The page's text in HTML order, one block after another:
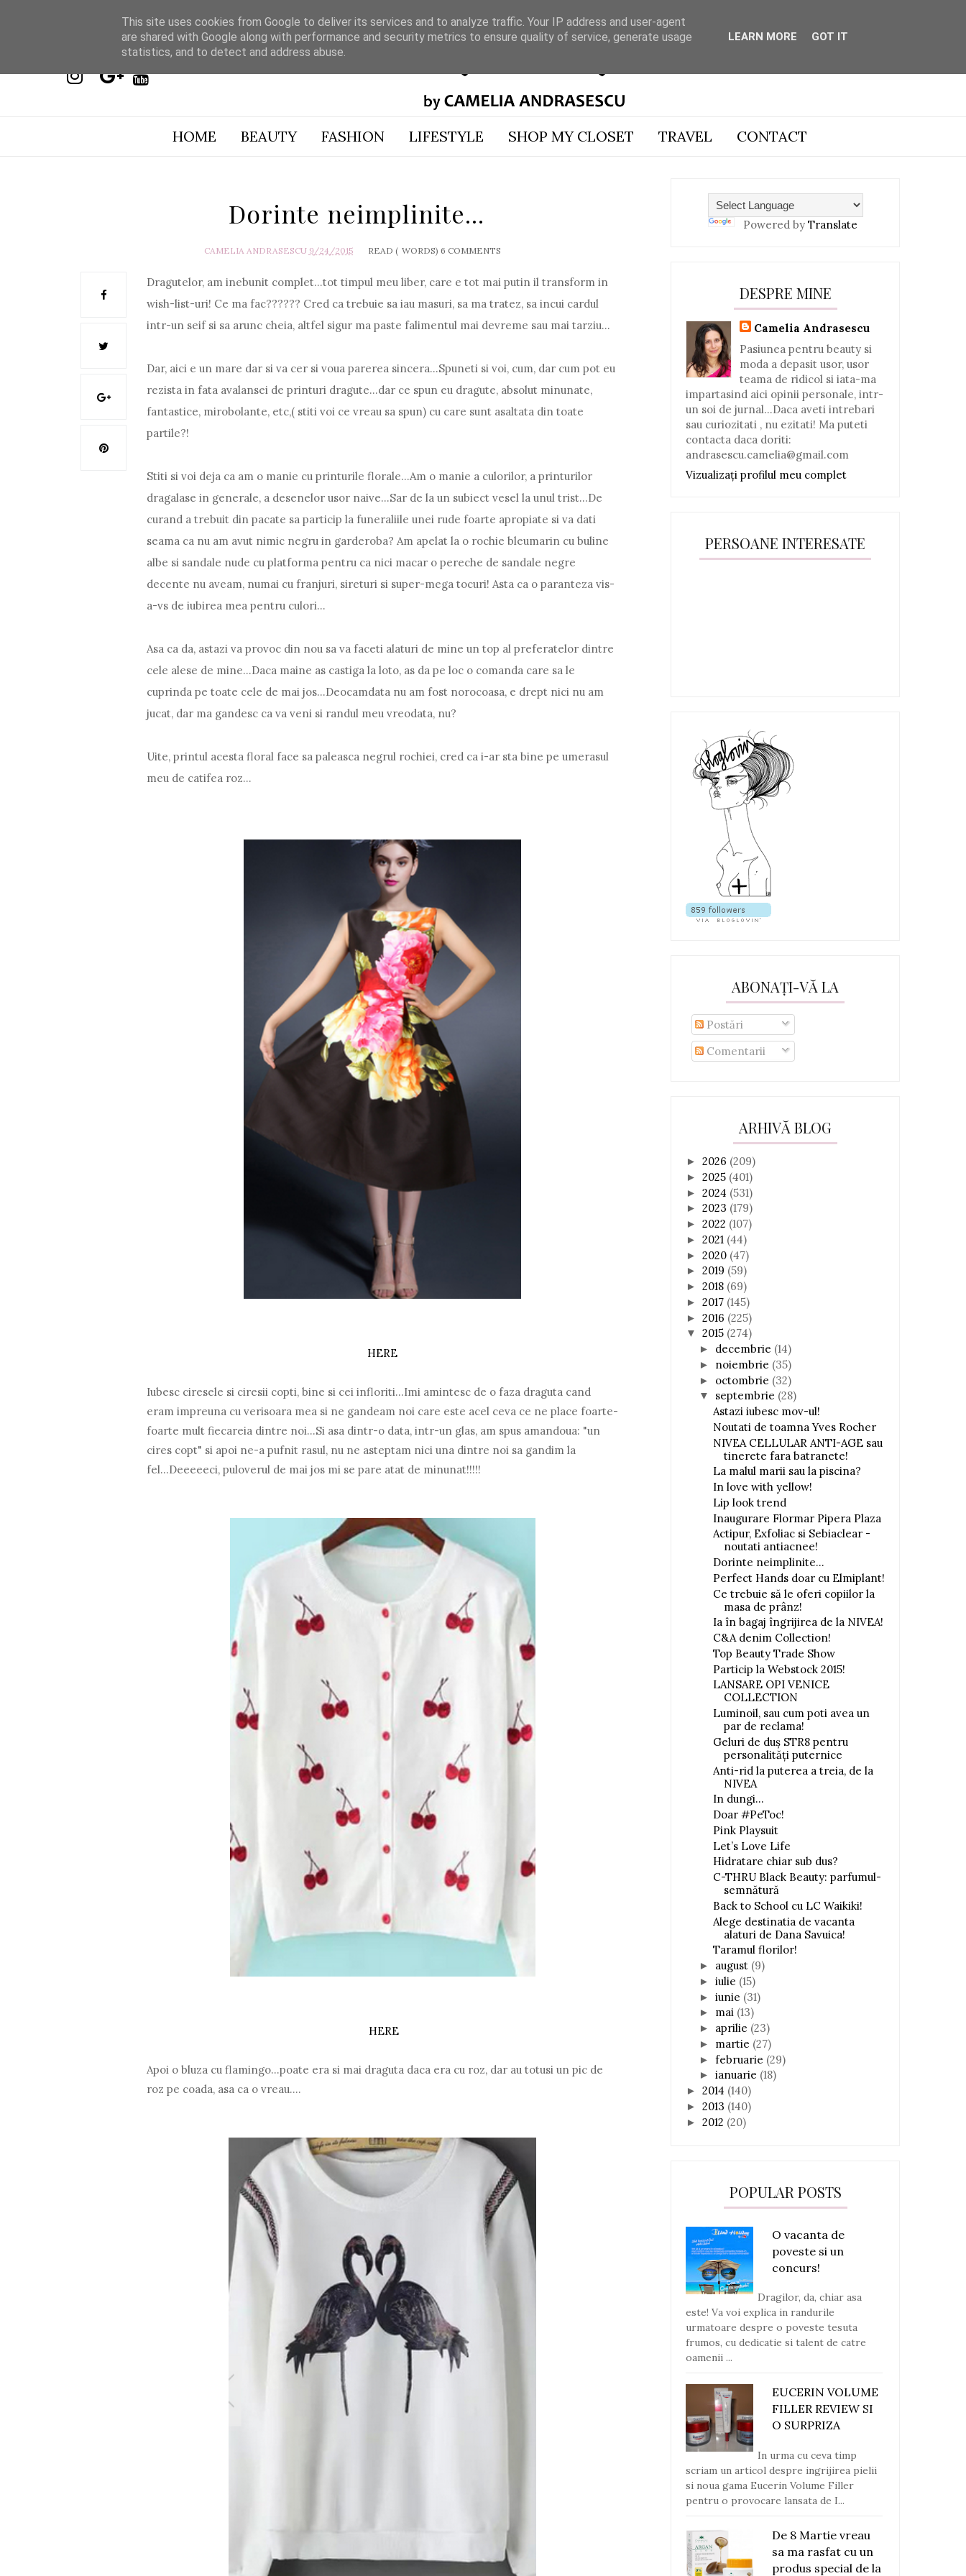
HOME BEAUTY FASHION LIFESTYLE SHOP MY CLOSET TRAVEL CONTACT
Dorinte neimplinite...
CAMELIA ANDRASESCU 9/24/2015 READ ( WORDS) 6 COMMENTS
Dragutelor, am inebunit complet...tot timpul meu liber, care e tot mai putin il transform in
wish-list-uri! Ce ma fac?????? Cred ca trebuie sa iau masuri, sa ma tratez, sa incui cardul
intr-un seif si sa arunc cheia, altfel sigur ma paste falimentul mai devreme sau mai tarziu...
Dar, aici e un mare dar si va cer si voua parerea sincera...Spuneti si voi, cum, dar cum pot eu
rezista in fata avalansei de printuri dragute...dar ce spun eu dragute, absolut minunate,
fantastice, mirobolante, etc,( stiti voi ce vreau sa spun) cu care sunt asaltata din toate
partile?!
Stiti si voi deja ca am o manie cu printurile florale...Am o manie a culorilor, a printurilor
dragalase in generale, a desenelor usor naive...Sar de la un subiect vesel la unul trist...De
curand a trebuit din pacate sa particip la funeraliile unei rude foarte apropiate si va dati
seama ca nu am avut nimic negru in garderoba? Am apelat la o rochie bleumarin cu buline
albe si sandale nude cu platforma pentru ca nici macar o pereche de sandale negre
decente nu aveam, numai cu franjuri, sireturi si super-mega tocuri! Asta ca o paranteza vis-
a-vs de iubirea mea pentru culori...
Asa ca da, astazi va provoc din nou sa va faceti alaturi de mine un top al preferatelor dintre
cele alese de mine...Daca maine as castiga la loto, as da pe loc o comanda care sa le
cuprinda pe toate cele de mai jos...Deocamdata nu am fost norocoasa, e drept nici nu am
jucat, dar ma gandesc ca va veni si randul meu vreodata, nu?
Uite, printul acesta floral face sa paleasca negrul rochiei, cred ca i-ar sta bine pe umerasul
meu de catifea roz...
HERE
Iubesc ciresele si ciresii copti, bine si cei infloriti...Imi amintesc de o faza draguta cand
eram impreuna cu verisoara mea si ne gandeam noi care este acel ceva ce ne place foarte-
foarte mult fiecareia dintre noi...Si asa dintr-o data, intr-un glas, am spus amandoua: "un
cires copt" si apoi ne-a pufnit rasul, nu ne asteptam nici una dintre noi sa gandim la
fel...Deeeeeci, puloverul de mai jos mi se pare atat de minunat!!!!!
HERE
Apoi o bluza cu flamingo...poate era si mai draguta daca era cu roz, dar au totusi un pic de
roz pe coada, asa ca o vreau....
Powered by Translate
DESPRE MINE
Camelia Andrasescu
Pasiunea pentru beauty si
moda a depasit usor, usor
teama de ridicol si iata-ma
impartasind aici opinii personale, intr-
un soi de jurnal...Daca aveti intrebari
sau curiozitati , nu ezitati! Ma puteti
contacta daca doriti:
andrasescu.camelia@gmail.com
Vizualizați profilul meu complet
PERSOANE INTERESATE
ABONAȚI-VĂ LA
Postări
Comentarii
ARHIVĂ BLOG
► 2026 (209)
► 2025 (401)
► 2024 (531)
► 2023 (179)
► 2022 (107)
► 2021 (44)
► 2020 (47)
► 2019 (59)
► 2018 (69)
► 2017 (145)
► 2016 (225)
▼ 2015 (274)
► decembrie (14)
► noiembrie (35)
► octombrie (32)
▼ septembrie (28)
Astazi iubesc mov-ul!
Noutati de toamna Yves Rocher
NIVEA CELLULAR ANTI-AGE sau
tinerete fara batranete!
La malul marii sau la piscina?
In love with yellow!
Lip look trend
Inaugurare Flormar Pipera Plaza
Actipur, Exfoliac si Sebiaclear -
noutati antiacnee!
Dorinte neimplinite...
Perfect Hands doar cu Elmiplant!
Ce trebuie să le oferi copiilor la
masa de prânz!
Ia în bagaj îngrijirea de la NIVEA!
C&A denim Collection!
Top Beauty Trade Show
Particip la Webstock 2015!
LANSARE OPI VENICE
COLLECTION
Luminoil, sau cum poti avea un
par de reclama!
Geluri de duş STR8 pentru
personalităţi puternice
Anti-rid la puterea a treia, de la
NIVEA
In dungi...
Doar #PeToc!
Pink Playsuit
Let’s Love Life
Hidratare chiar sub dus?
C-THRU Black Beauty: parfumul-
semnătură
Back to School cu LC Waikiki!
Alege destinatia de vacanta
alaturi de Dana Savuica!
Taramul florilor!
► august (9)
► iulie (15)
► iunie (31)
► mai (13)
► aprilie (23)
► martie (27)
► februarie (29)
► ianuarie (18)
► 2014 (140)
► 2013 (140)
► 2012 (20)
POPULAR POSTS
O vacanta de
poveste si un
concurs!
Dragilor, da, chiar asa
este! Va voi explica in randurile
urmatoare despre o poveste tesuta
frumos, cu dedicatie si talent de catre
oamenii ...
EUCERIN VOLUME
FILLER REVIEW SI
O SURPRIZA
In urma cu ceva timp
scriam un articol despre ingrijirea pielii
si noua gama Eucerin Volume Filler
pentru o provocare lansata de I...
De 8 Martie vreau
sa ma rasfat cu un
produs special de la
This site uses cookies from Google to deliver its services and to analyze traffic. Your IP address and user-agent
are shared with Google along with performance and security metrics to ensure quality of service, generate usage
statistics, and to detect and address abuse.
LEARN MORE GOT IT